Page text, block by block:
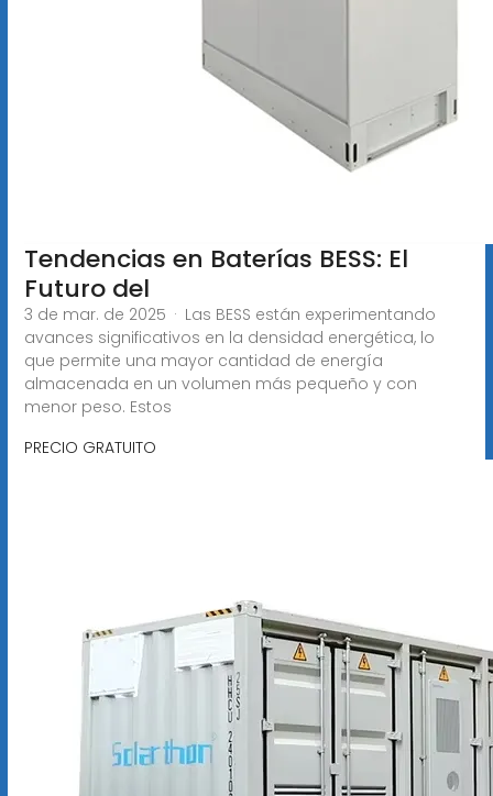
Tendencias en Baterías BESS: El
Futuro del
3 de mar. de 2025 · Las BESS están experimentando
avances significativos en la densidad energética, lo
que permite una mayor cantidad de energía
almacenada en un volumen más pequeño y con
menor peso. Estos
PRECIO GRATUITO